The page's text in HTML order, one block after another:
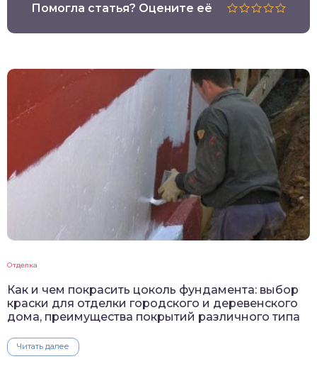
Помогла статья? Оцените её
Отделка
Как и чем покрасить цоколь фундамента: выбор
краски для отделки городского и деревенского
дома, преимущества покрытий различного типа
Читать далее